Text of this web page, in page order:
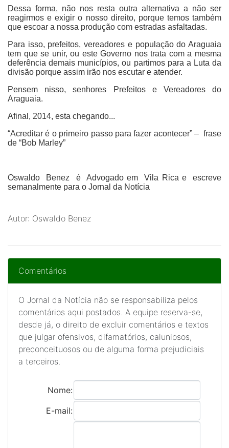
Dessa forma, não nos resta outra alternativa a não ser
reagirmos e exigir o nosso direito, porque temos também
que escoar a nossa produção com estradas asfaltadas.
Para isso, prefeitos, vereadores e população do Araguaia
tem que se unir, ou este Governo nos trata com a mesma
deferência demais municípios, ou partimos para a Luta da
divisão porque assim irão nos escutar e atender.
Pensem nisso, senhores Prefeitos e Vereadores do
Araguaia.
Afinal, 2014, esta chegando...
“Acreditar é o primeiro passo para fazer acontecer” – frase
de “Bob Marley”
Oswaldo Benez é Advogado em Vila Rica e escreve
semanalmente para o Jornal da Notícia
Autor: Oswaldo Benez
Comentários
O Jornal da Notícia não se responsabiliza pelos
comentários aqui postados. A equipe reserva-se,
desde já, o direito de excluir comentários e textos
que julgar ofensivos, difamatórios, caluniosos,
preconceituosos ou de alguma forma prejudiciais
a terceiros.
Nome:
E-mail: